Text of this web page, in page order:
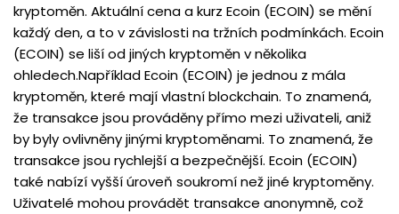
kryptoměn. Aktuální cena a kurz Ecoin (ECOIN) se mění
každý den, a to v závislosti na tržních podmínkách. Ecoin
(ECOIN) se liší od jiných kryptoměn v několika
ohledech.Například Ecoin (ECOIN) je jednou z mála
kryptoměn, které mají vlastní blockchain. To znamená,
že transakce jsou prováděny přímo mezi uživateli, aniž
by byly ovlivněny jinými kryptoměnami. To znamená, že
transakce jsou rychlejší a bezpečnější. Ecoin (ECOIN)
také nabízí vyšší úroveň soukromí než jiné kryptoměny.
Uživatelé mohou provádět transakce anonymně, což